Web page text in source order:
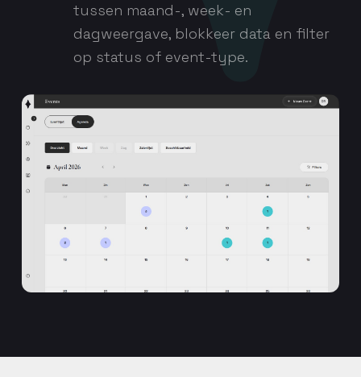
tussen maand-, week- en
dagweergave, blokkeer data en filter
op status of event-type.